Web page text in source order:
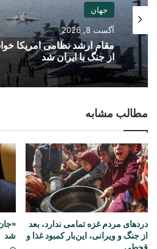
جهان
آگست 8, 2026
مقام ارشد نظامی امریکا
از جنگ با ایران شد
مطالب مشابه
دردهای مردم غزه تمامی ندارد، بعد
از جنگ و ویرانی، این‌بار کمبود غذا و
شد